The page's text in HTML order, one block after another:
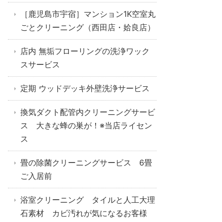
［鹿児島市宇宿］マンション1K空室丸
ごとクリーニング（西田店・姶良店）
店内 無垢フローリングの洗浄ワック
スサービス
定期 ウッドデッキ外壁洗浄サービス
換気ダクト配管内クリーニングサービ
ス 大きな蜂の巣が！※当店ライセン
ス
畳の除菌クリーニングサービス 6畳
ご入居前
浴室クリーニング タイルと人工大理
石素材 カビ汚れが気になるお客様